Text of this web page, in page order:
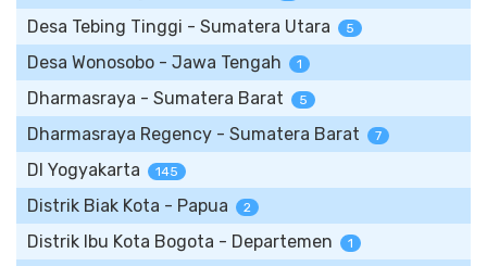
Desa Tebing Tinggi - Sumatera Utara 5
Desa Wonosobo - Jawa Tengah 1
Dharmasraya - Sumatera Barat 5
Dharmasraya Regency - Sumatera Barat 7
DI Yogyakarta 145
Distrik Biak Kota - Papua 2
Distrik Ibu Kota Bogota - Departemen 1